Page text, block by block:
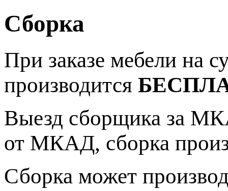
Сборка
При заказе мебели на
производится
Выезд сборщика за
от МКАД, сборка
Сборка может